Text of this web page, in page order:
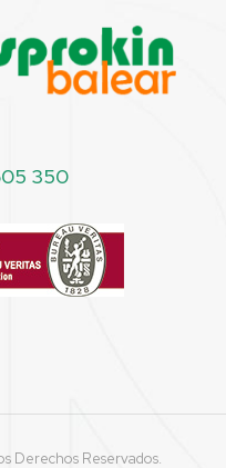
350
Derechos Reservados.